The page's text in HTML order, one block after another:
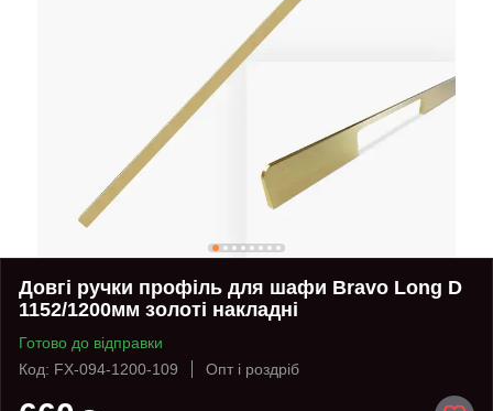
Довгі ручки профіль для шафи Bravo Long D
1152/1200мм золоті накладні
Готово до відправки
Код: FX-094-1200-109
Опт і роздріб